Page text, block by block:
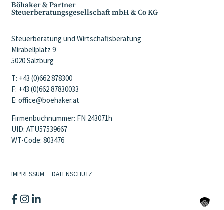
Böhaker & Partner
Steuerberatungsgesellschaft mbH & Co KG
Steuerberatung und Wirtschaftsberatung
Mirabellplatz 9
5020 Salzburg
T: +43 (0)662 878300
F: +43 (0)662 87830033
E: office@boehaker.at
Firmenbuchnummer: FN 243071h
UID: ATU57539667
WT-Code: 803476
IMPRESSUM DATENSCHUTZ